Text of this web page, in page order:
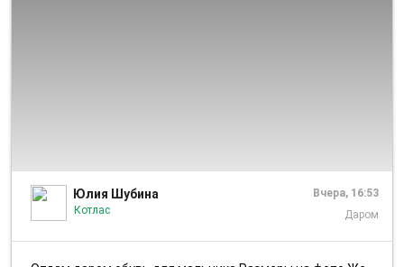
Юлия Шубина
Котлас
Вчера, 16:53
Даром